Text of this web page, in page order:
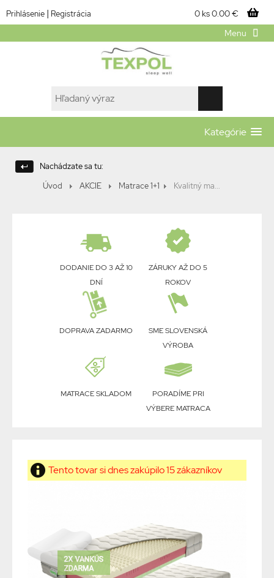
Prihlásenie | Registrácia 0 ks0.00 €
Menu
Kategórie
Nachádzate sa tu:
Úvod
AKCIE Matrace 1+1 Kvalitný ma...
DODANIE DO 3 AŽ 10
DNÍ
ZÁRUKY AŽ DO 5
ROKOV
DOPRAVA ZADARMO
SME SLOVENSKÁ
VÝROBA
MATRACE SKLADOM
PORADÍME PRI
VÝBERE MATRACA
Tento tovar si dnes zakúpilo 15 zákazníkov